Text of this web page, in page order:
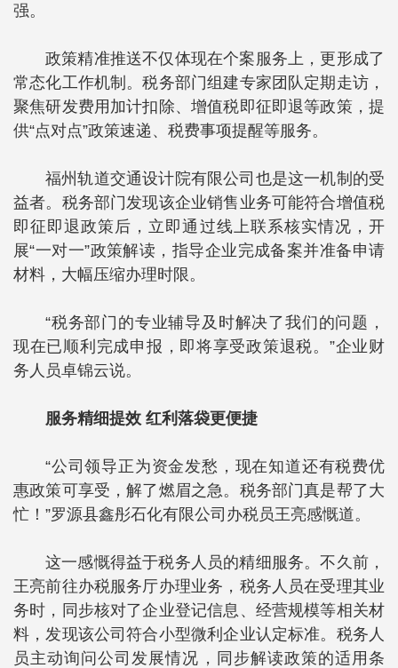
强。
政策精准推送不仅体现在个案服务上，更形成了
常态化工作机制。税务部门组建专家团队定期走访，
聚焦研发费用加计扣除、增值税即征即退等政策，提
供“点对点”政策速递、税费事项提醒等服务。
福州轨道交通设计院有限公司也是这一机制的受
益者。税务部门发现该企业销售业务可能符合增值税
即征即退政策后，立即通过线上联系核实情况，开
展“一对一”政策解读，指导企业完成备案并准备申请
材料，大幅压缩办理时限。
“税务部门的专业辅导及时解决了我们的问题，
现在已顺利完成申报，即将享受政策退税。”企业财
务人员卓锦云说。
服务精细提效 红利落袋更便捷
“公司领导正为资金发愁，现在知道还有税费优
惠政策可享受，解了燃眉之急。税务部门真是帮了大
忙！”罗源县鑫彤石化有限公司办税员王亮感慨道。
这一感慨得益于税务人员的精细服务。不久前，
王亮前往办税服务厅办理业务，税务人员在受理其业
务时，同步核对了企业登记信息、经营规模等相关材
料，发现该公司符合小型微利企业认定标准。税务人
员主动询问公司发展情况，同步解读政策的适用条